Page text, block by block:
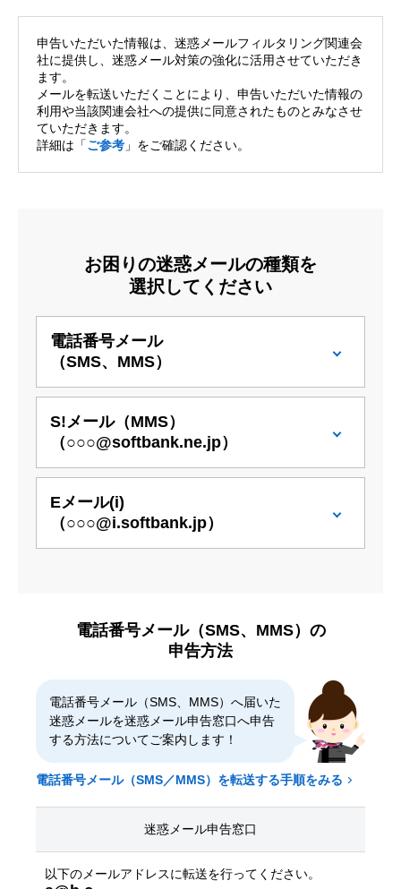
申告いただいた情報は、迷惑メールフィルタリング関連会
社に提供し、迷惑メール対策の強化に活用させていただき
ます。
メールを転送いただくことにより、申告いただいた情報の
利用や当該関連会社への提供に同意されたものとみなさせ
ていただきます。
詳細は「ご参考 」をご確認ください。
お困りの迷惑メールの種類を
選択してください
電話番号メール
（SMS、MMS）
S!メール（MMS）
（○○○@softbank.ne.jp）
Eメール(i)
（○○○@i.softbank.jp）
電話番号メール（SMS、MMS）の
申告方法
電話番号メール（SMS、MMS）へ届いた
迷惑メールを迷惑メール申告窓口へ申告
する方法についてご案内します！
電話番号メール（SMS／MMS）を転送する手順をみる
迷惑メール申告窓口
以下のメールアドレスに転送を行ってください。